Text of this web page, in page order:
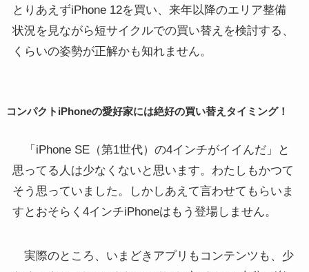
とりあえずiPhone 12を買い、来年以降のエリア整備
状況を見ながら短サイクルでの買い替えを検討する、
くらいの姿勢が正解かも知れません。
コンパクトiPhoneの愛好家には絶好の買い替えタイミング！
「iPhone SE（第1世代）の4インチがイイんだ」と
思ってる人は少なくないと思います。わたしもかつて
そう思っていました。しかしあえて言わせてもらいま
すとおそらく4インチiPhoneはもう登場しません。
実際のところ、いまどきアプリもコンテンツも、少